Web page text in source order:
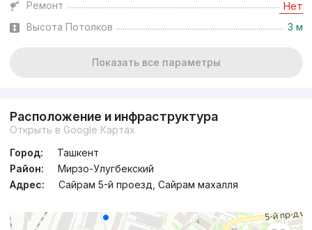
Ремонт Нет
Высота Потолков 3 м
Показать все параметры
Расположение и инфраструктура
Открыть в Google Картах
Город:
Ташкент
Район:
Мирзо-Улугбекский
Адрес:
Сайрам 5-й проезд, Сайрам махалля